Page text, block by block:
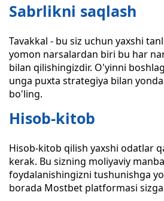
Sabrlikni saqlash
Tavakkal - bu siz uchun yaxshi
yomon narsalardan biri bu har
bilan qilishingizdir. O'yinni
unga puxta strategiya bilan
bo'ling.
Hisob-kitob
Hisob-kitob qilish yaxshi odatlar
kerak. Bu sizning moliyaviy
foydalanishingizni tushunishga
borada Mostbet platformasi